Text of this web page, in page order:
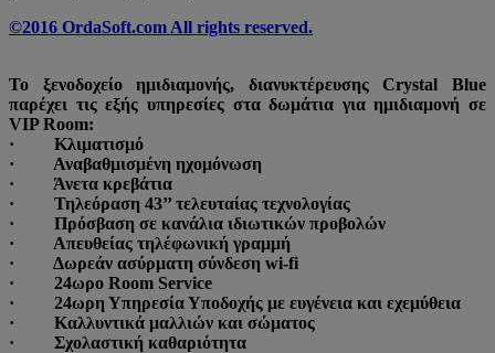
©2016 OrdaSoft.com All rights reserved.
Το ξενοδοχείο ημιδιαμονής, διανυκτέρευσης Crystal Blue
παρέχει τις εξής υπηρεσίες στα δωμάτια για ημιδιαμονή σε
VIP Room:
· Κλιματισμό
· Αναβαθμισμένη ηχομόνωση
· Άνετα κρεβάτια
· Τηλεόραση 43’’ τελευταίας τεχνολογίας
· Πρόσβαση σε κανάλια ιδιωτικών προβολών
· Απευθείας τηλέφωνική γραμμή
· Δωρεάν ασύρματη σύνδεση wi-fi
· 24ωρο Room Service
· 24ωρη Υπηρεσία Υποδοχής με ευγένεια και εχεμύθεια
· Καλλυντικά μαλλιών και σώματος
· Σχολαστική καθαριότητα